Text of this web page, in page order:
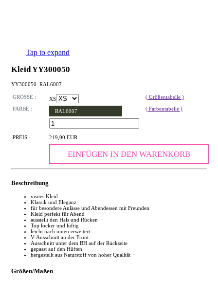
Tap to expand
Kleid YY300050
YY300050_RAL6007
GRÖSSE : XS
( Größentabelle )
FARBE :
RAL6007 ( Farbentabelle )
:
PREIS : 219,00 EUR
EINFÜGEN IN DEN WARENKORB
Beschreibung
visites Kleid
Klassik und Eleganz
für besondere Anlässe und Abendessen mit Freunden
Kleid perfekt für Abend
ausstellt den Hals und Rücken
Top locker und luftig
leicht nach unten erweitert
V-Ausschnitt an der Front
Ausschnitt unter dem BH auf der Rückseite
gepasst auf den Hüften
hergestellt aus Naturstoff von hoher Qualität
Größen/Maßen